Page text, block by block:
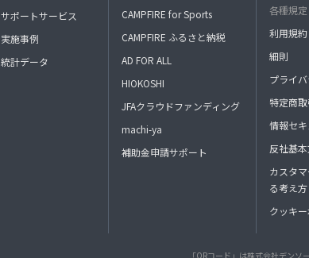
サポートサービス
実施事例
統計データ
CAMPFIRE for Sports
CAMPFIRE ふるさと納税
AD FOR ALL
HIOKOSHI
JFAクラウドファンディング
machi-ya
補助金申請サポート
各種規定
利用規約
細則
プライ
特定商
情報セ
反社基
カスタ
る考え方
クッキ
「QRコード」は株式会社デンソ